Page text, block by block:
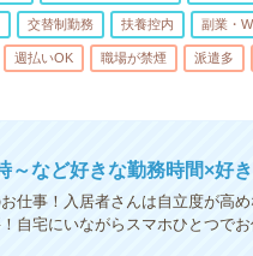
交替制勤務 扶養控内 副業・
週払いOK 職場が禁煙 派遣多
など好きな勤務時間×好
仕事！入居者さんは自立度が高
自宅にいながらスマホひとつで